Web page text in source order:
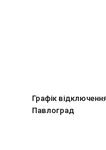
Графік
Павлоград